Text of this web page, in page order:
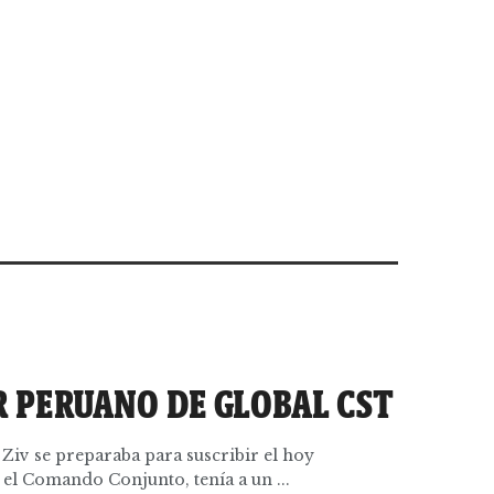
PERUANO DE GLOBAL CST
se preparaba para suscribir el hoy
Comando Conjunto, tenía a un ...